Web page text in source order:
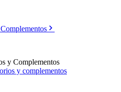
y Complementos
y complementos